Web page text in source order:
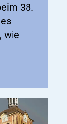
38.
wie